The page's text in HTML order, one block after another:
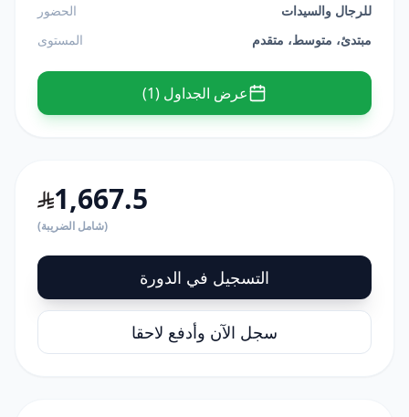
للرجال والسيدات
الحضور
مبتدئ، متوسط، متقدم
المستوى
عرض الجداول (1)
1,667.5
(شامل الضريبة)
التسجيل في الدورة
سجل الآن وأدفع لاحقا